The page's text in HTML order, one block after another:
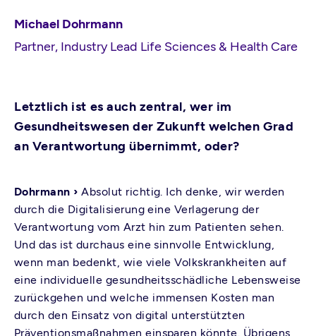
Michael Dohrmann
Partner, Industry Lead Life Sciences & Health Care
Letztlich ist es auch zentral, wer im
Gesundheitswesen der Zukunft welchen Grad
an Verantwortung übernimmt, oder?
Dohrmann › Absolut richtig. Ich denke, wir werden
durch die Digitalisierung eine Verlagerung der
Verantwortung vom Arzt hin zum Patienten sehen.
Und das ist durchaus eine sinnvolle Entwicklung,
wenn man bedenkt, wie viele Volkskrankheiten auf
eine individuelle gesundheitsschädliche Lebensweise
zurückgehen und welche immensen Kosten man
durch den Einsatz von digital unterstützten
Präventionsmaßnahmen einsparen könnte. Übrigens